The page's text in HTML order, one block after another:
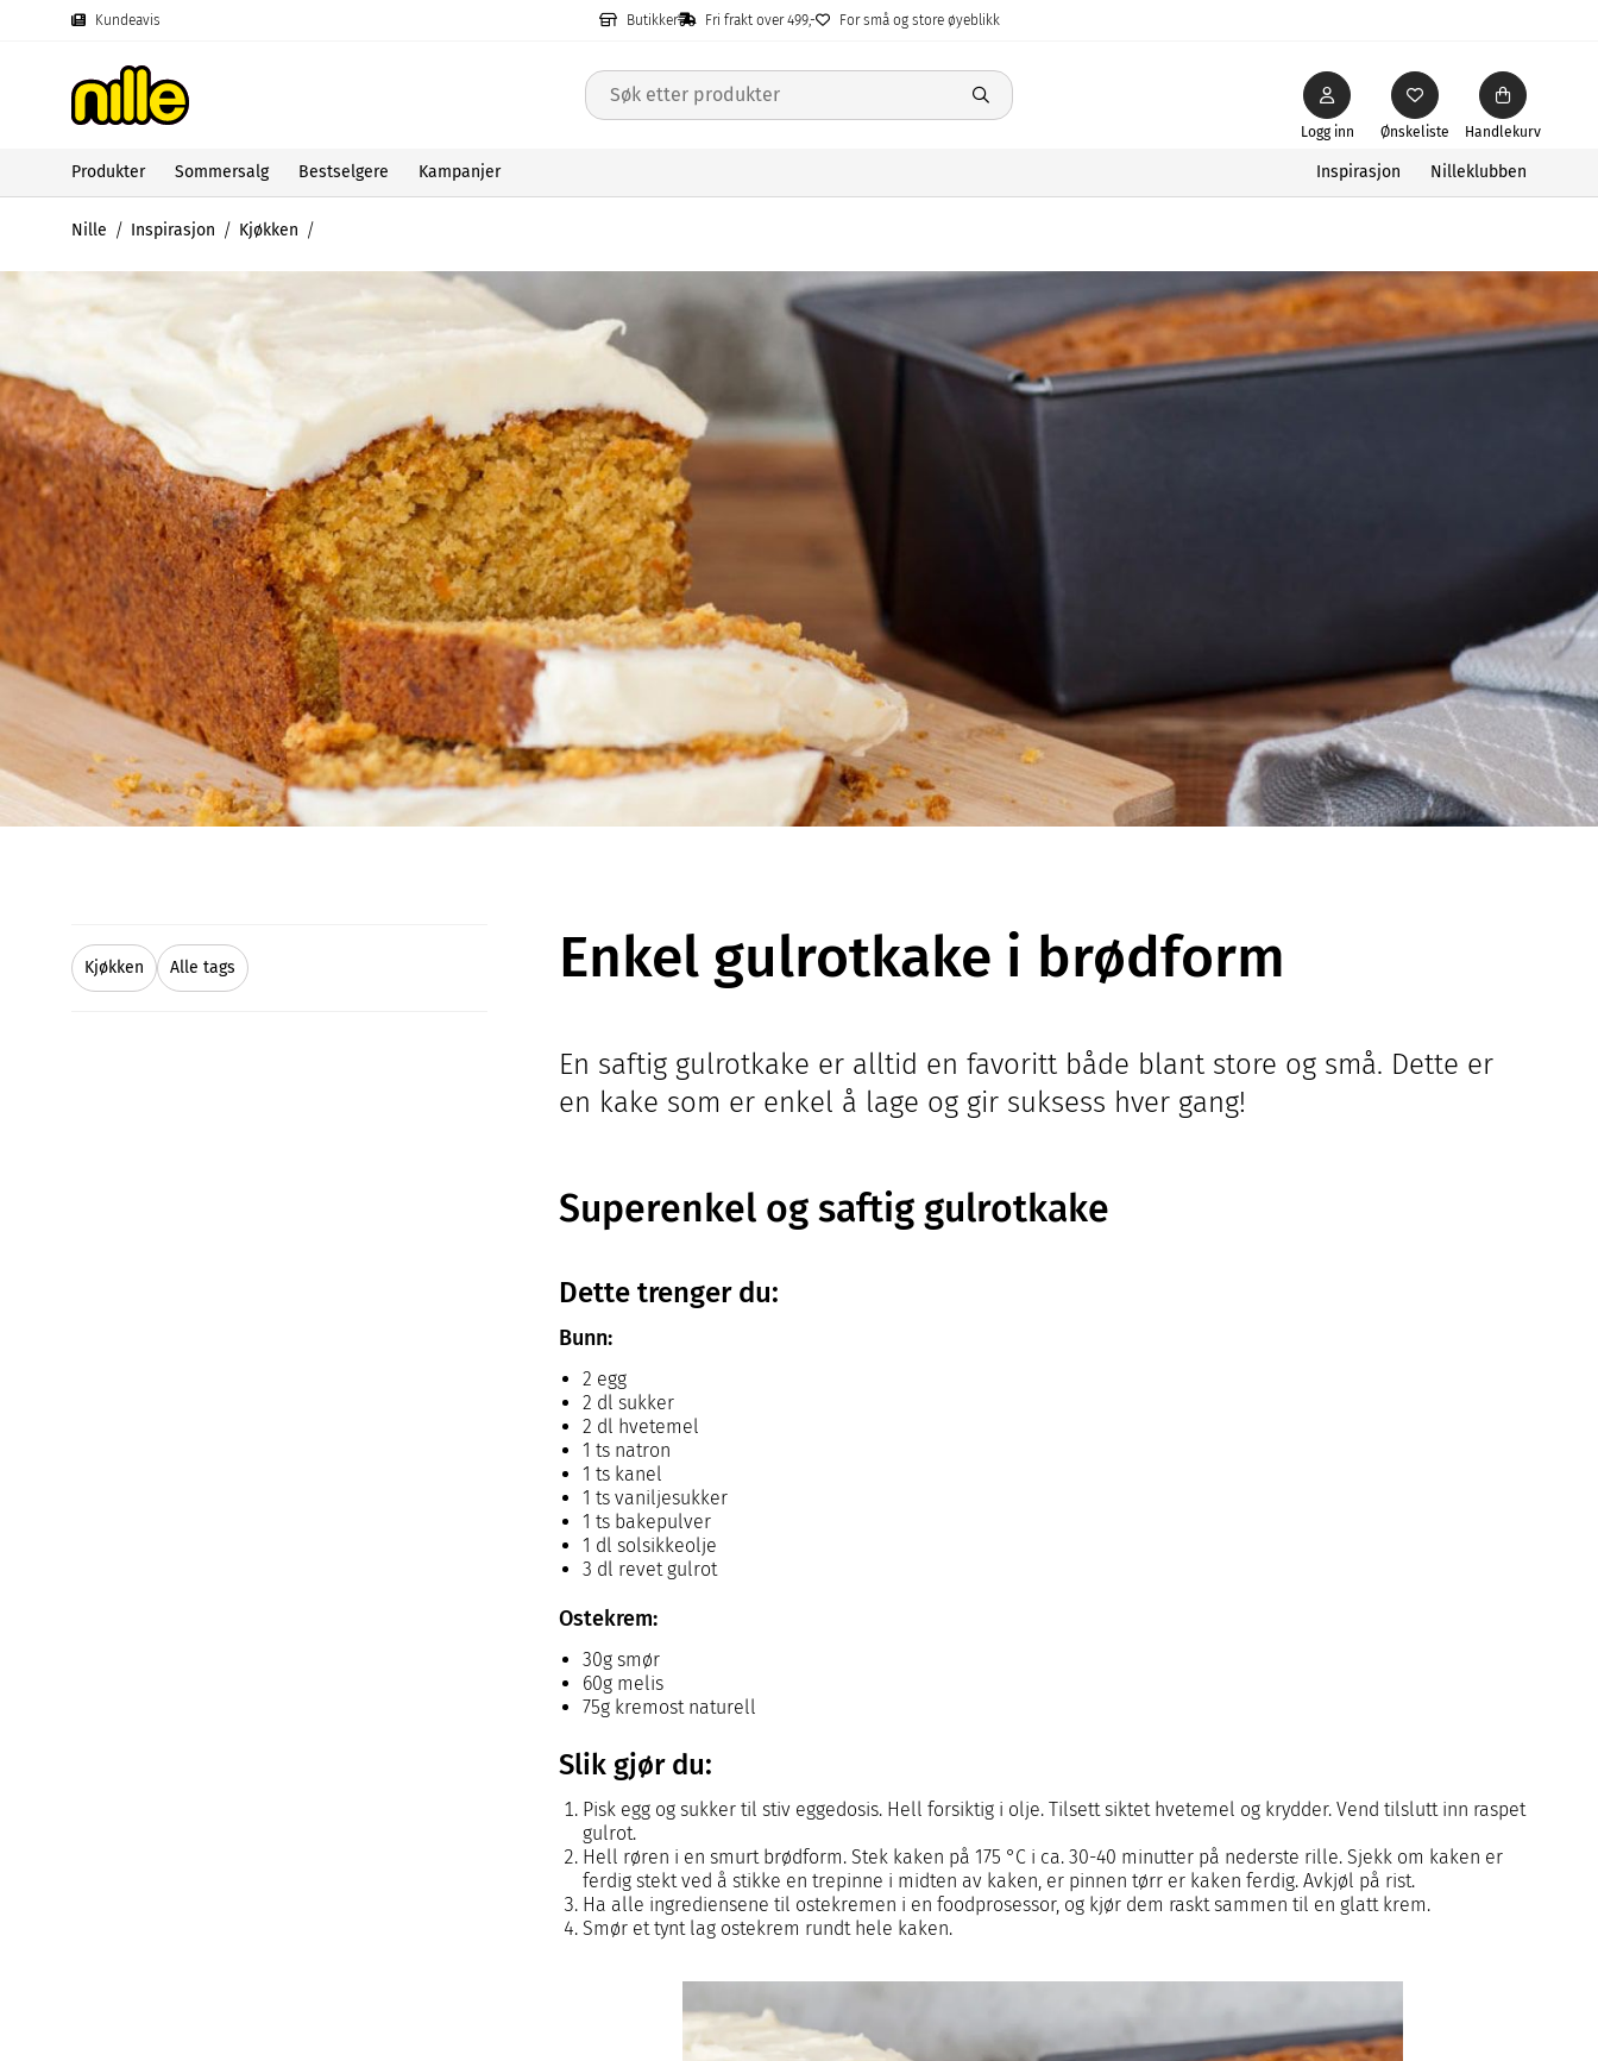
Kundeavis Butikker Fri frakt over 499,- For små og store øyeblikk
Ønskeliste
Logg inn Handlekurv
Produkter Sommersalg Bestselgere Kampanjer Inspirasjon Nilleklubben
Nille Inspirasjon Kjøkken
Kjøkken Alle tags Enkel gulrotkake i brødform
En saftig gulrotkake er alltid en favoritt både blant store og små. Dette er
en kake som er enkel å lage og gir suksess hver gang!
Superenkel og saftig gulrotkake
Dette trenger du:
Bunn:
2 egg
2 dl sukker
2 dl hvetemel
1 ts natron
1 ts kanel
1 ts vaniljesukker
1 ts bakepulver
1 dl solsikkeolje
3 dl revet gulrot
Ostekrem:
30g smør
60g melis
75g kremost naturell
Slik gjør du:
Pisk egg og sukker til stiv eggedosis. Hell forsiktig i olje. Tilsett siktet hvetemel og krydder. Vend tilslutt inn raspet
gulrot.
Hell røren i en smurt brødform. Stek kaken på 175 °C i ca. 30-40 minutter på nederste rille. Sjekk om kaken er
ferdig stekt ved å stikke en trepinne i midten av kaken, er pinnen tørr er kaken ferdig. Avkjøl på rist.
Ha alle ingrediensene til ostekremen i en foodprosessor, og kjør dem raskt sammen til en glatt krem.
Smør et tynt lag ostekrem rundt hele kaken.